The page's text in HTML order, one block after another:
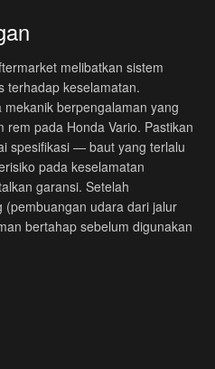
melibatkan sistem
terhadap keselamatan.
berpengalaman yang
pada Honda Vario. Pastikan
spesifikasi — baut yang terlalu
pada keselamatan
garansi. Setelah
udara dari jalur
bertahap sebelum digunakan